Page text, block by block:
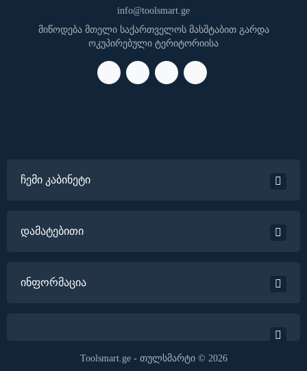
info@toolsmart.ge
მიწოდება მთელი საქართველოს მასშტაბით გარდა
ოკუპირებული ტერიტორიისა
ჩემი კაბინეტი
დამატებითი
ინფორმაცია
Toolsmart.ge - თულსმარტი © 2026